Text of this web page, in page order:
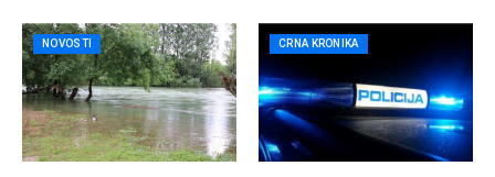
NOVOSTI CRNA KRONIKA